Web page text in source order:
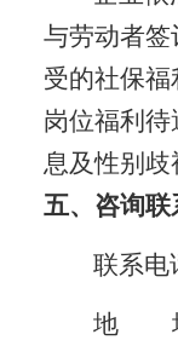
与劳动者
受的社保
岗位福利
息及性别歧
五、咨询联
联系电
地址